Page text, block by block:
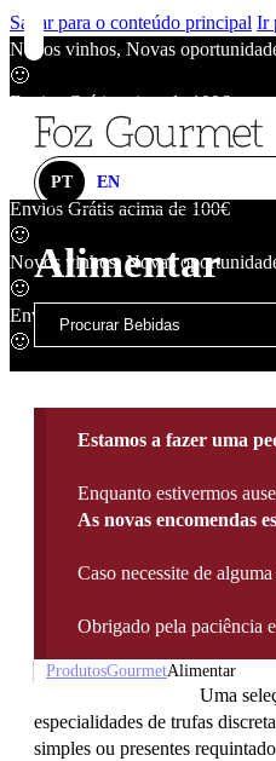
Saltar para o conteúdo principal Ir
Novos vinhos, Novas
🙂
Envios Grátis acima de 100€
Novos vinhos, Novas
Envios Grátis acima de 100€
🙂
Novos vinhos, Novas
🙂
Envios Grátis acima de 100€
🙂
PT EN
Alimentar
Estamos a fazer uma
Enquanto estivermos
As novas encomendas
Caso necessite de
Obrigado pela paciência
ProdutosGourmetAlimentar
Uma
especialidades de trufas
simples ou presentes